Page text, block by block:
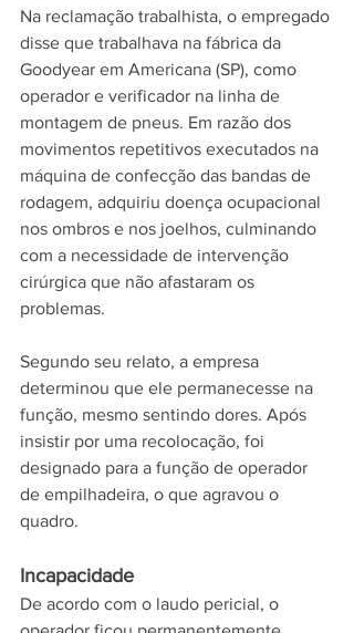
Na reclamação trabalhista, o empregado
disse que trabalhava na fábrica da
Goodyear em Americana (SP), como
operador e verificador na linha de
montagem de pneus. Em razão dos
movimentos repetitivos executados na
máquina de confecção das bandas de
rodagem, adquiriu doença ocupacional
nos ombros e nos joelhos, culminando
com a necessidade de intervenção
cirúrgica que não afastaram os
problemas.
Segundo seu relato, a empresa
determinou que ele permanecesse na
função, mesmo sentindo dores. Após
insistir por uma recolocação, foi
designado para a função de operador
de empilhadeira, o que agravou o
quadro.
Incapacidade
De acordo com o laudo pericial, o